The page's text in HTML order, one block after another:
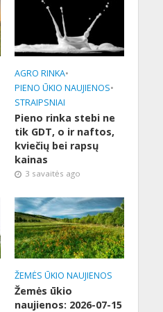
AGRO RINKA•
PIENO ŪKIO NAUJIENOS•
STRAIPSNIAI
Pieno rinka stebi ne
tik GDT, o ir naftos,
kviečių bei rapsų
kainas
3 savaitės ago
ŽEMĖS ŪKIO NAUJIENOS
Žemės ūkio
naujienos: 2026-07-15